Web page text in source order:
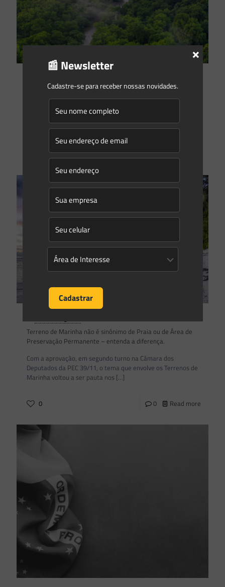
3 Dúvidas frequentes sobre a Lei da Mata Atlântica
A Mata Atlântica é um dos principais biomas de nosso
território nacional. Presente em 17, dos 27 estados da
federação¹. A riqueza de sua biodiversidade, com[…]
0 Read more
Terreno de Marinha não é sinônimo de Praia ou de Área de
Preservação Permanente – entenda a diferença.
Com a aprovação, em segundo turno na Câmara dos
Deputados da PEC 39/11, o tema que envolve os Terrenos de
Marinha voltou a ser pauta nos […]
0 0 Read more
📰 Newsletter
Cadastre-se para receber nossas novidades.
×